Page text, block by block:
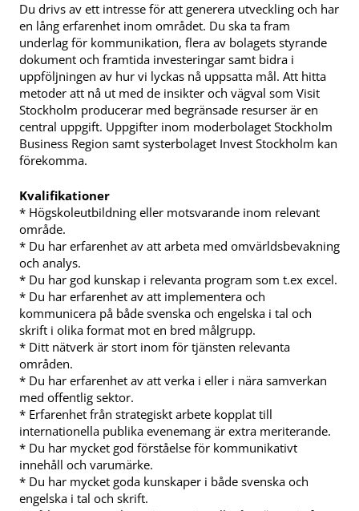
Du drivs av ett intresse för att generera utveckling och har
en lång erfarenhet inom området. Du ska ta fram
underlag för kommunikation, flera av bolagets styrande
dokument och framtida investeringar samt bidra i
uppföljningen av hur vi lyckas nå uppsatta mål. Att hitta
metoder att nå ut med de insikter och vägval som Visit
Stockholm producerar med begränsade resurser är en
central uppgift. Uppgifter inom moderbolaget Stockholm
Business Region samt systerbolaget Invest Stockholm kan
förekomma.
Kvalifikationer
* Högskoleutbildning eller motsvarande inom relevant
område.
* Du har erfarenhet av att arbeta med omvärldsbevakning
och analys.
* Du har god kunskap i relevanta program som t.ex excel.
* Du har erfarenhet av att implementera och
kommunicera på både svenska och engelska i tal och
skrift i olika format mot en bred målgrupp.
* Ditt nätverk är stort inom för tjänsten relevanta
områden.
* Du har erfarenhet av att verka i eller i nära samverkan
med offentlig sektor.
* Erfarenhet från strategiskt arbete kopplat till
internationella publika evenemang är extra meriterande.
* Du har mycket god förståelse för kommunikativt
innehåll och varumärke.
* Du har mycket goda kunskaper i både svenska och
engelska i tal och skrift.